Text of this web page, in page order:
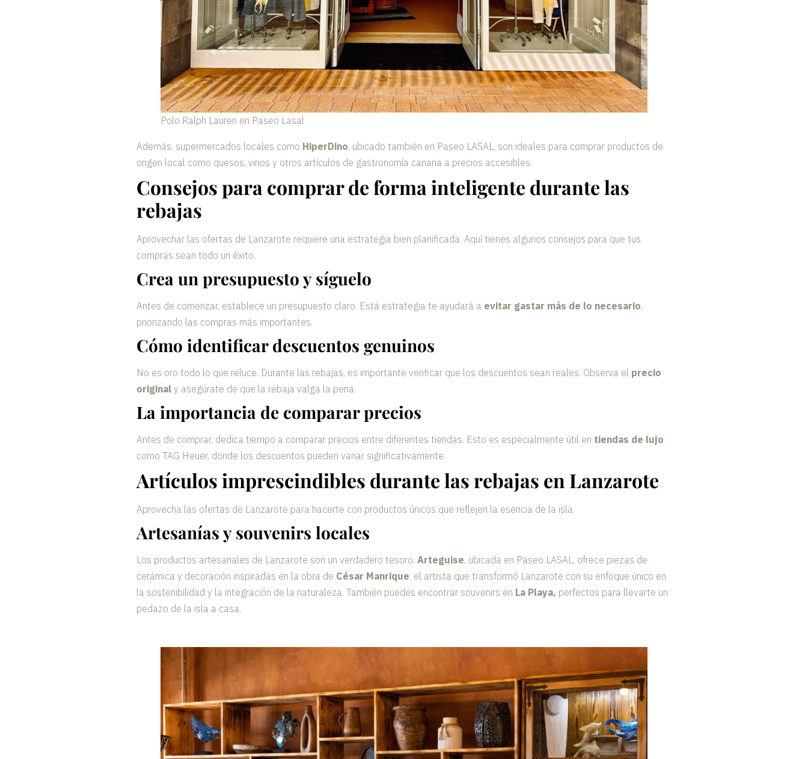
Polo Ralph Lauren en Paseo Lasal
Además, supermercados locales como HiperDino, ubicado también en Paseo LASAL, son ideales para comprar productos de
origen local como quesos, vinos y otros artículos de gastronomía canaria a precios accesibles.
Consejos para comprar de forma inteligente durante las
rebajas
Aprovechar las ofertas de Lanzarote requiere una estrategia bien planificada. Aquí tienes algunos consejos para que tus
compras sean todo un éxito.
Crea un presupuesto y síguelo
Antes de comenzar, establece un presupuesto claro. Está estrategia te ayudará a evitar gastar más de lo necesario,
priorizando las compras más importantes.
Cómo identificar descuentos genuinos
No es oro todo lo que reluce. Durante las rebajas, es importante verificar que los descuentos sean reales. Observa el precio
original y asegúrate de que la rebaja valga la pena.
La importancia de comparar precios
Antes de comprar, dedica tiempo a comparar precios entre diferentes tiendas. Esto es especialmente útil en tiendas de lujo
como TAG Heuer, donde los descuentos pueden variar significativamente.
Artículos imprescindibles durante las rebajas en Lanzarote
Aprovecha las ofertas de Lanzarote para hacerte con productos únicos que reflejen la esencia de la isla.
Artesanías y souvenirs locales
Los productos artesanales de Lanzarote son un verdadero tesoro. Arteguise, ubicada en Paseo LASAL, ofrece piezas de
cerámica y decoración inspiradas en la obra de César Manrique, el artista que transformó Lanzarote con su enfoque único en
la sostenibilidad y la integración de la naturaleza. También puedes encontrar souvenirs en La Playa, perfectos para llevarte un
pedazo de la isla a casa.